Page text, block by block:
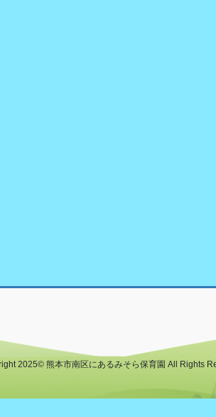
2025© 熊本市南区にあるみそら保育園 All Rights